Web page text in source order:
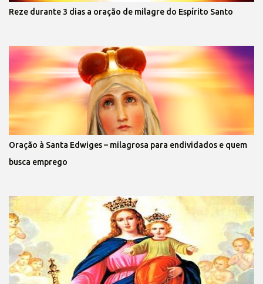
Reze durante 3 dias a oração de milagre do Espírito Santo
Oração à Santa Edwiges – milagrosa para endividados e quem
busca emprego